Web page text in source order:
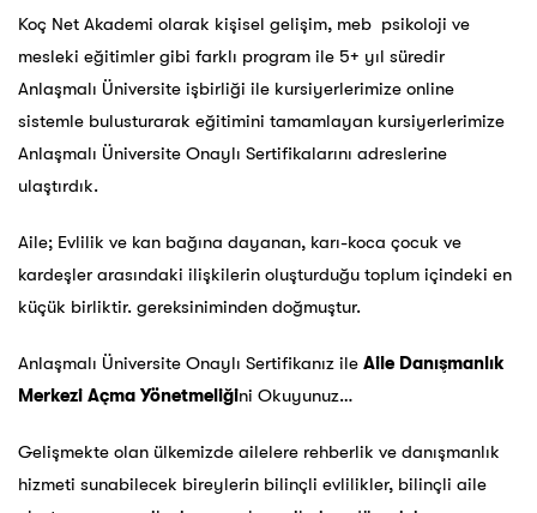
Koç Net Akademi olarak kişisel gelişim, meb psikoloji ve
mesleki eğitimler gibi farklı program ile 5+ yıl süredir
Anlaşmalı Üniversite işbirliği ile kursiyerlerimize online
sistemle bulusturarak eğitimini tamamlayan kursiyerlerimize
Anlaşmalı Üniversite Onaylı Sertifikalarını adreslerine
ulaştırdık.
Aile; Evlilik ve kan bağına dayanan, karı-koca çocuk ve
kardeşler arasındaki ilişkilerin oluşturduğu toplum içindeki en
küçük birliktir. gereksiniminden doğmuştur.
Anlaşmalı Üniversite Onaylı Sertifikanız ile Aile Danışmanlık
Merkezi Açma Yönetmeliğini Okuyunuz…
Gelişmekte olan ülkemizde ailelere rehberlik ve danışmanlık
hizmeti sunabilecek bireylerin bilinçli evlilikler, bilinçli aile